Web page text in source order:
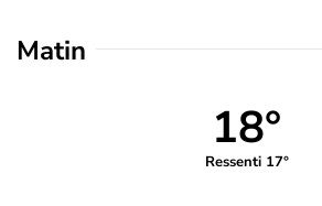
Matin
18°
Ressenti 17°